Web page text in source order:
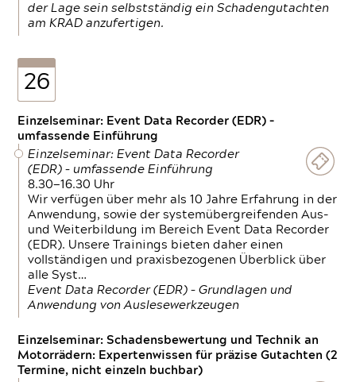
der Lage sein selbstständig ein Schadengutachten
am KRAD anzufertigen.
26
Einzelseminar: Event Data Recorder (EDR) –
umfassende Einführung
Einzelseminar: Event Data Recorder
(EDR) – umfassende Einführung
8.30—16.30 Uhr
Wir verfügen über mehr als 10 Jahre Erfahrung in der
Anwendung, sowie der systemübergreifenden Aus-
und Weiterbildung im Bereich Event Data Recorder
(EDR). Unsere Trainings bieten daher einen
vollständigen und praxisbezogenen Überblick über
alle Syst…
Event Data Recorder (EDR) – Grundlagen und
Anwendung von Auslesewerkzeugen
Einzelseminar: Schadensbewertung und Technik an
Motorrädern: Expertenwissen für präzise Gutachten (2
Termine, nicht einzeln buchbar)